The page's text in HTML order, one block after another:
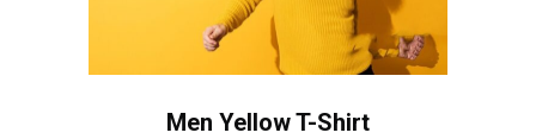
Men Yellow T-Shirt